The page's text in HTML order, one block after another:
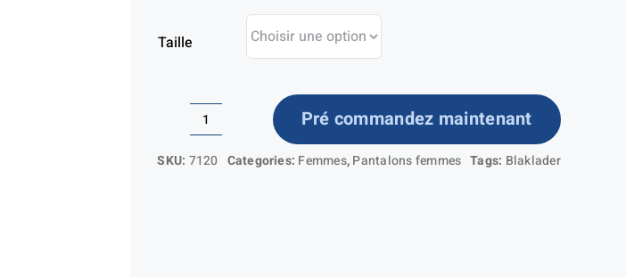
Taille
quantité
de
Pré commandez maintenant
SKU: 7120 Categories: Femmes,Pantalons femmes Tags: Blaklader